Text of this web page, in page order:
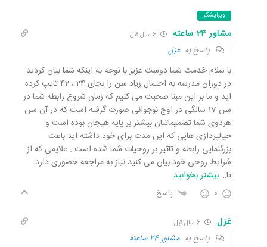
ویرایشگر
مشاور 24 ساعته 6 سال قبل
پاسخ بهغزل
با سلام خدمت شما دوست عزیز با توجه به اینکه شما بیان کردید
در دوران مدرسه به احتمال زیاد سن را بجای 24 ، 42 تایپ کرده
اید و ما بر این مبنا صحبت می کنیم که زمان شروع رابطه شما در
سن 17 سالگی در اوج نوجوانی صورت گرفته است که در آن سن
هردوی شما تصمیماتتان بیشتر بر پایه هیجان بوده است و
خیالپردازی هایی که این مدت برای خود داشته اید باعث
بزرگنمایی رابطه و تاثیر بر روحیات شما شده است . علایمی که از
شرایط روحی خود بیان می کنید نیاز به مراجعه حضوری دارد
تا… بیشتر بخوانید
0 پاسخ
غزل
پاسخ به مشاور 24 ساعته